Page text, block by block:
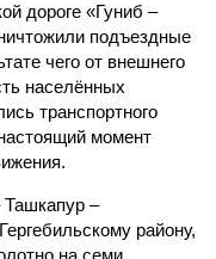
дороге «Гуниб –
подъездные
чего от внешнего
населённых
транспортного
момент
–
району,
на семи